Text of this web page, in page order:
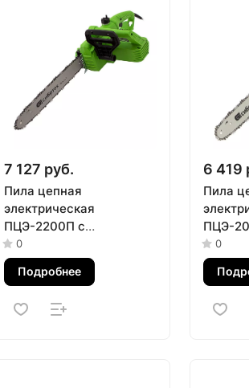
7 127 руб.
Пила цепная
электрическая
ПЦЭ-2200П с
поперечным
двигателем, 2.2 кВт, 16''
(40 см) Сибртех
0
Подробнее
6 419
Пила
ПЦЭ-
(40 см)
0